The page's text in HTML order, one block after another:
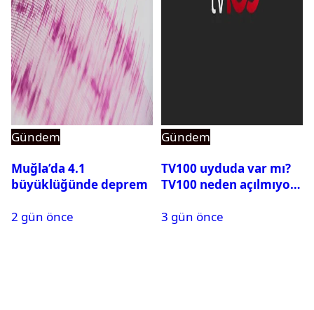
Gündem
Muğla’da 4.1
büyüklüğünde deprem
2 gün önce
Gündem
TV100 uyduda var mı?
TV100 neden açılmıyor?
3 gün önce